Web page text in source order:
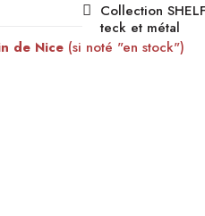
Collection
teck et métal
de Nice (si noté "en stock")